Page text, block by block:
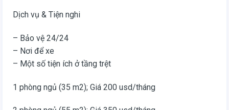
Dịch vụ & Tiện nghi
– Bảo vệ 24/24
– Nơi để xe
– Một số tiện ích ở tầng trệt
1 phòng ngủ (35 m2); Giá 200 usd/tháng